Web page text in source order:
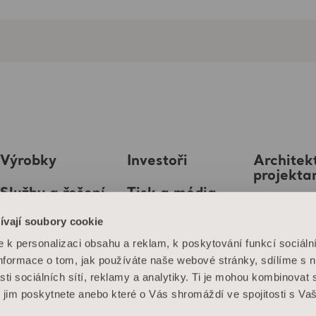
soubory cookie
k personalizaci obsahu a reklam, k poskytování funkcí
o tom, jak používáte naše webové stránky, sdílíme s
sociálních sítí, reklamy a analytiky. Ti je mohou kombinovat
poskytnete anebo které o Vás shromáždí ve spojitosti s
Výrobky
Služby a řešení
Znalosti
O nás
Kontaktujte nás
Investoři
Tisk a média